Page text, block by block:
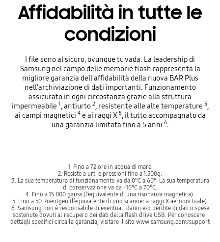
Affidabilità in tutte le
condizioni
I file sono al sicuro, ovunque tu vada. La leadership di
Samsung nel campo delle memorie flash rappresenta la
migliore garanzia dell'affidabilità della nuova BAR Plus
nell'archiviazione di dati importanti. Funzionamento
assicurato in ogni circostanza grazie alla struttura
impermeabile 1 , antiurto 2 , resistente alle alte temperature 3,
ai campi magnetici 4e ai raggi X 5, il tutto accompagnato da
una garanzia limitata fino a 5 anni 6.
1. Fino a 72 ore in acqua di mare.
2. Resiste a urti e pressioni fino a 1.500g.
3. La sua temperatura di funzionamento va da 0°C a 60°. La sua temperatura
di conservazione va da -10°C a 70°C.
4. Fino a 15.000 gauss (l’equivalente di una risonanza magnetica).
5. Fino a 50 Roentgen (l’equivalente di uno scanner a raggi X aeroportuale).
6. Samsung non è responsabile di eventuali danni e/o perdite di dati o spese
sostenute dovuti al recupero dei dati della flash drive USB. Per conoscere i
dettagli specifici circa la garanzia, visitare il sito www.samsung.com/support